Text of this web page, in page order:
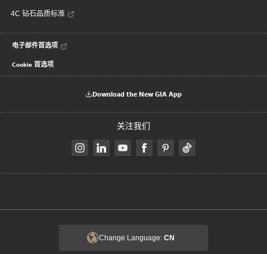
4C 钻石品质标准
电子邮件首选项
Cookie 首选项
Download the New GIA App
关注我们
Change Language: CN